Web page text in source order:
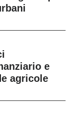
e
agricole